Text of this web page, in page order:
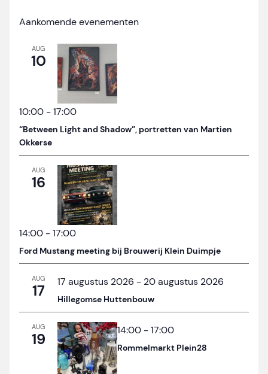
Aankomende evenementen
AUG
10
10:00 -17:00
“Between Light and Shadow”, portretten van Martien
Okkerse
AUG
16
14:00 -17:00
Ford Mustang meeting bij Brouwerij Klein Duimpje
AUG
17 17 augustus 2026 - 20 augustus 2026
Hillegomse Huttenbouw
AUG
19 14:00 -17:00
Rommelmarkt Plein28